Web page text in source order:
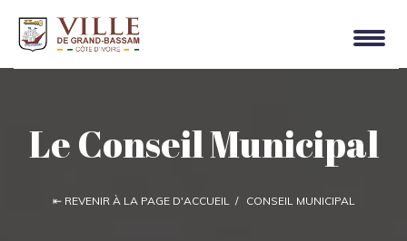
Le Conseil Municipal
⇤ REVENIR À LA PAGE D'ACCUEIL / CONSEIL MUNICIPAL